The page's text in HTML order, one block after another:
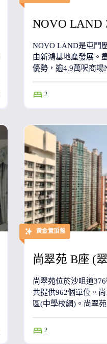
NOVO LAND
NOVO LAND是屯門
由新鴻基地產發展。
優勢，逾4.9萬呎商場
2
黃金置頂盤
尚翠苑 B座 (
尚翠苑位於沙咀道
共提供962個單位。
區(中學校網)。尚翠
2